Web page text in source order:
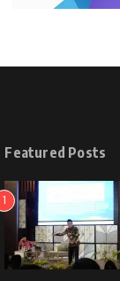
Featured Posts
1